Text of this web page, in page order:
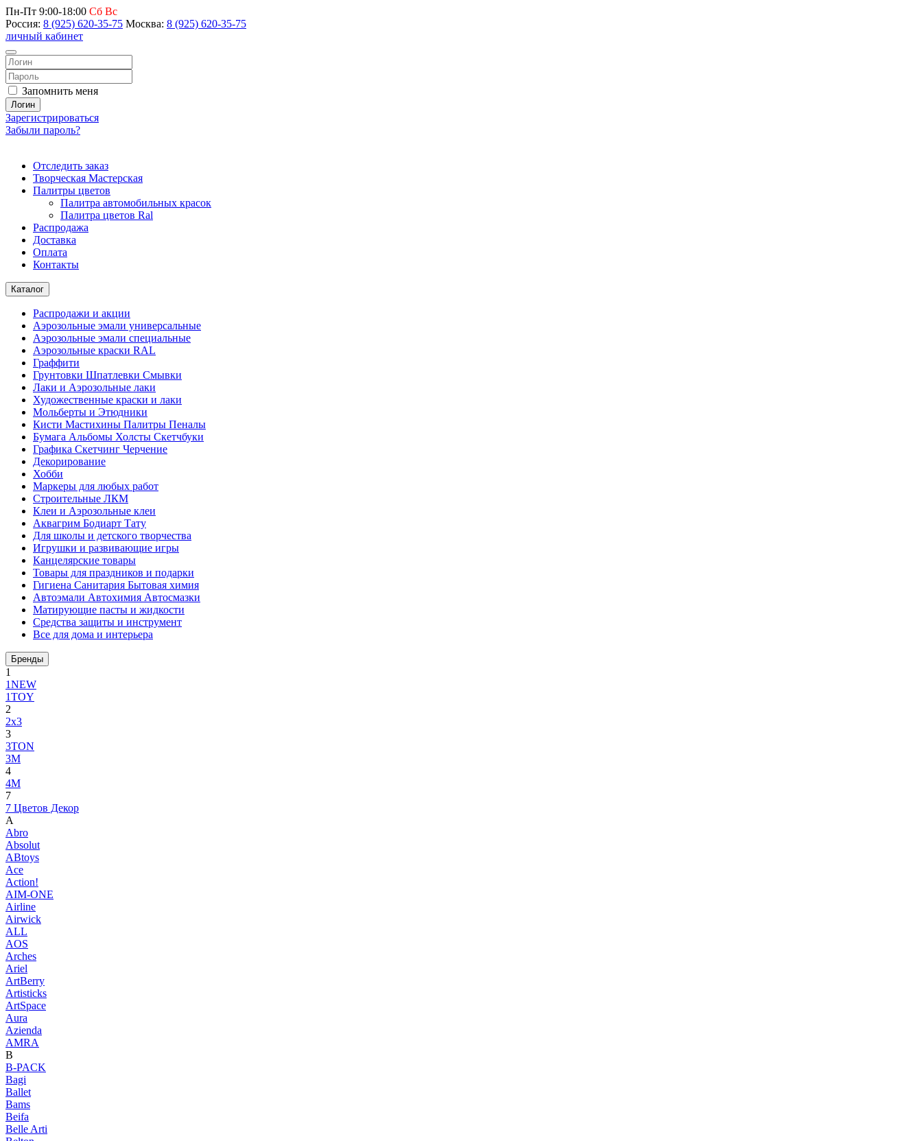
Пн-Пт 9:00-18:00 Сб Вс
Россия: 8 (925) 620-35-75 Москва: 8 (925) 620-35-75
личный кабинет
Запомнить меня
Логин
Зарегистрироваться
Забыли пароль?
Отследить заказ
Творческая Мастерская
Палитры цветов
Палитра автомобильных красок
Палитра цветов Ral
Распродажа
Доставка
Оплата
Контакты
Каталог
Распродажи и акции
Аэрозольные эмали универсальные
Аэрозольные эмали специальные
Аэрозольные краски RAL
Граффити
Грунтовки Шпатлевки Смывки
Лаки и Аэрозольные лаки
Художественные краски и лаки
Мольберты и Этюдники
Кисти Мастихины Палитры Пеналы
Бумага Альбомы Холсты Скетчбуки
Графика Скетчинг Черчение
Декорирование
Хобби
Маркеры для любых работ
Строительные ЛКМ
Клеи и Аэрозольные клеи
Аквагрим Бодиарт Тату
Для школы и детского творчества
Игрушки и развивающие игры
Канцелярские товары
Товары для праздников и подарки
Гигиена Санитария Бытовая химия
Автоэмали Автохимия Автосмазки
Матирующие пасты и жидкости
Средства защиты и инструмент
Все для дома и интерьера
Бренды
1
1NEW
1TOY
2
2x3
3
3TON
3М
4
4M
7
7 Цветов Декор
A
Abro
Absolut
ABtoys
Ace
Action!
AIM-ONE
Airline
Airwick
ALL
AOS
Arches
Ariel
ArtBerry
Artisticks
ArtSpace
Aura
Azienda
AМRA
B
B-PACK
Bagi
Ballet
Bams
Beifa
Belle Arti